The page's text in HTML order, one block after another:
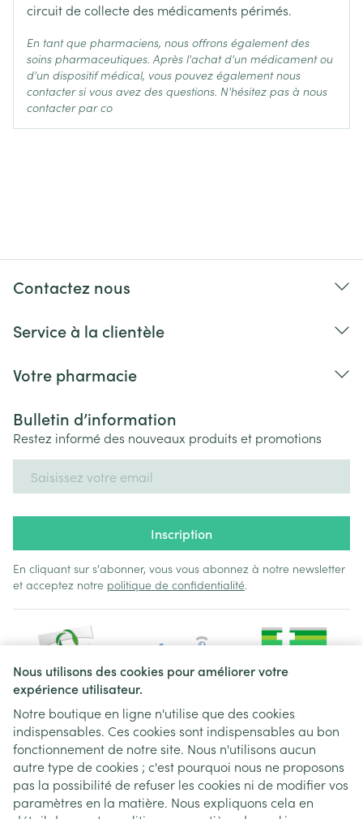
Nous utilisons des cookies pour améliorer votre
expérience utilisateur.
Notre boutique en ligne n'utilise que des cookies
indispensables. Ces cookies sont indispensables au bon
fonctionnement de notre site. Nous n'utilisons aucun
autre type de cookies ; c'est pourquoi nous ne proposons
pas la possibilité de refuser les cookies ni de modifier vos
paramètres en la matière. Nous expliquons cela en
circuit de collecte des médicaments périmés.
En tant que pharmaciens, nous offrons également des
soins pharmaceutiques. Après l'achat d'un médicament ou
d'un dispositif médical, vous pouvez également nous
contacter si vous avez des questions. N'hésitez pas à nous
contacter par co
Contactez nous
Service à la clientèle
Votre pharmacie
Bulletin d’information
Restez informé des nouveaux produits et promotions
Inscription
En cliquant sur s'abonner, vous vous abonnez à notre newsletter
et acceptez notre politique de confidentialité.
Liens légaux